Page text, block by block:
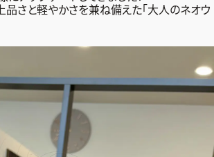
JOIN US
編集部から届くメールマガジン、
レゼントや特別イベントへの応募など
特典が満載！
品さと軽やかさを兼ね備えた「大人のネオウ